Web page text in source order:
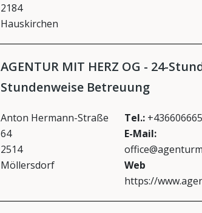
2184
Hauskirchen
AGENTUR MIT HERZ OG - 24-
Stundenweise Betreuung
Anton Hermann-Straße
64
2514
Möllersdorf
Tel.:
E-Mail:
Web
https://